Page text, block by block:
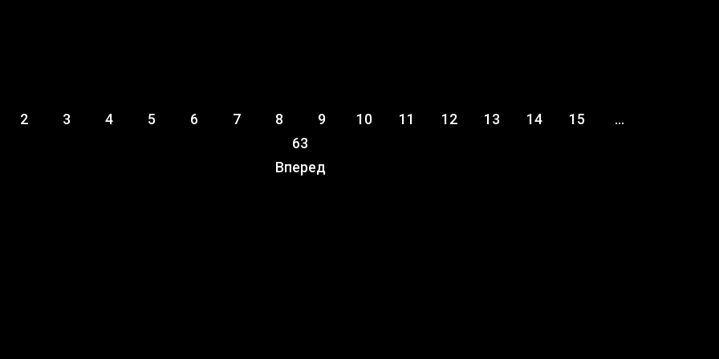
2 3 4 5 6 7 8 9 10 11 12 13 14 15
...
63
Вперед